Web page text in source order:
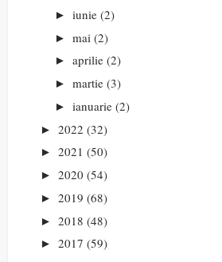
► iunie (2)
► mai (2)
► aprilie (2)
► martie (3)
► ianuarie (2)
► 2022 (32)
► 2021 (50)
► 2020 (54)
► 2019 (68)
► 2018 (48)
► 2017 (59)